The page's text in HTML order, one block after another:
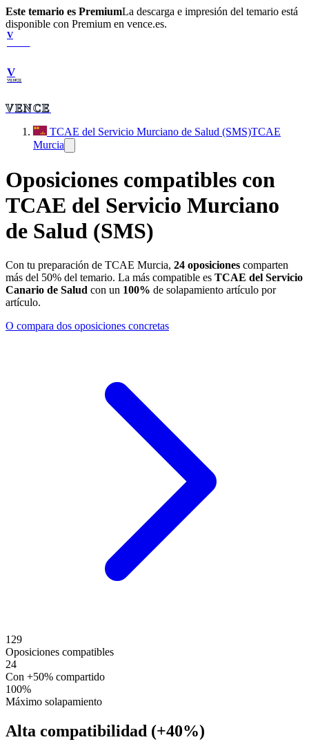
Este temario es PremiumLa descarga e impresión del temario está
disponible con Premium en vence.es.
V
V
VENCE
VENCE
TCAE del Servicio Murciano de Salud (SMS)TCAE
Murcia
Oposiciones compatibles con
TCAE del Servicio Murciano
de Salud (SMS)
Con tu preparación de TCAE Murcia, 24 oposiciones comparten
más del 50% del temario. La más compatible es TCAE del Servicio
Canario de Salud con un 100% de solapamiento artículo por
artículo.
O compara dos oposiciones concretas
129
Oposiciones compatibles
24
Con +50% compartido
100%
Máximo solapamiento
Alta compatibilidad (+40%)